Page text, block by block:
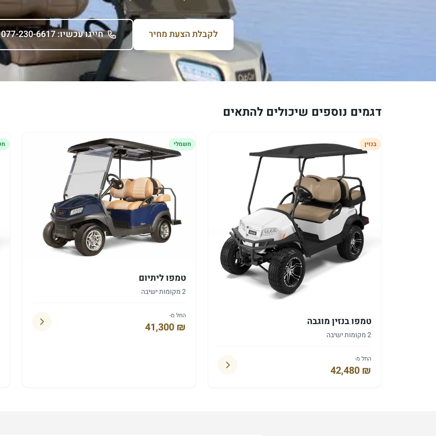
לקבלת הצעת מחיר חייגו עכשיו: 077-230-6617
דגמים נוספים שיכולים להתאים
בנזין
טמפו בנזין מוגבה
2 מקומות ישיבה
החל מ-
42,480 ₪
חשמלי
טמפו ליתיום
2 מקומות ישיבה
החל מ-
41,300 ₪